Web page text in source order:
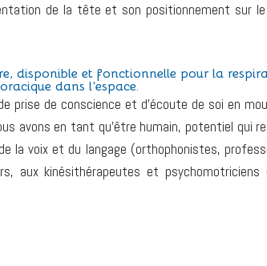
de la tête et son positionnement sur
disponible et fonctionnelle pour la
dans l’espace.
de conscience et d’écoute de soi en
avons en tant qu’être humain, potentiel qui
la voix et du langage (orthophonistes,
aux kinésithérapeutes et